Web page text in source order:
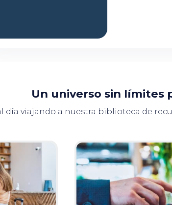
Un universo sin límites
día viajando a nuestra biblioteca de